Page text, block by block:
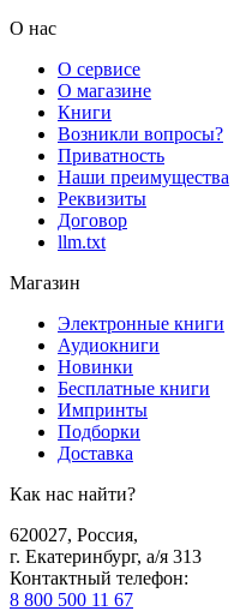
О нас
О сервисе
О магазине
Книги
Возникли вопросы?
Приватность
Наши преимущества
Реквизиты
Договор
llm.txt
Магазин
Электронные книги
Аудиокниги
Новинки
Бесплатные книги
Импринты
Подборки
Доставка
Как нас найти?
620027, Россия,
г. Екатеринбург, а/я 313
Контактный телефон:
8 800 500 11 67